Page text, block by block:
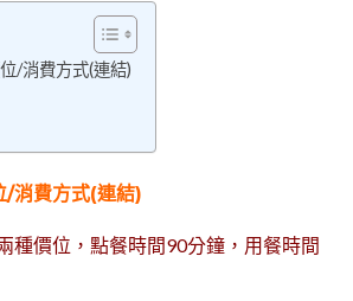
/消費方式(連結)
/消費方式(連結)
種價位，點餐時間90分鐘，用餐時間